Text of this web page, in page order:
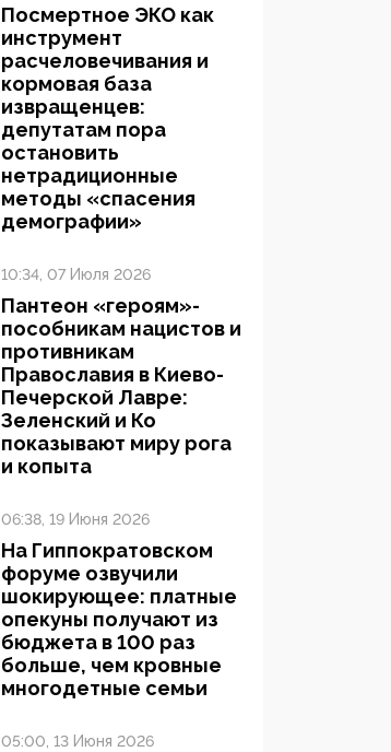
Посмертное ЭКО как
инструмент
расчеловечивания и
кормовая база
извращенцев:
депутатам пора
остановить
нетрадиционные
методы «спасения
демографии»
10:34, 07 Июля 2026
Пантеон «героям»-
пособникам нацистов и
противникам
Православия в Киево-
Печерской Лавре:
Зеленский и Ко
показывают миру рога
и копыта
06:38, 19 Июня 2026
На Гиппократовском
форуме озвучили
шокирующее: платные
опекуны получают из
бюджета в 100 раз
больше, чем кровные
многодетные семьи
05:00, 13 Июня 2026